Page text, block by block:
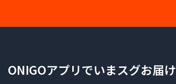
ONIGOアプリでいまスグお届け